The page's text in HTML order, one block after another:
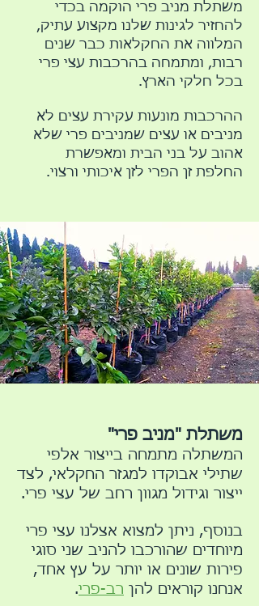
משתלת מניב פרי הוקמה בכדי
להחזיר לגינות שלנו מקצוע עתיק,
המלווה את החקלאות כבר שנים
רבות, ומתמחה בהרכבות עצי פרי
בכל חלקי הארץ.
ההרכבות מונעות עקירת עצים לא
מניבים או עצים שמניבים פרי שלא
אהוב על בני הבית ומאפשרת
החלפת זן הפרי לזן איכותי ורצוי.
משתלת "מניב פרי"
המשתלה מתמחה בייצור אלפי
שתילי אבוקדו למגזר החקלאי, לצד
ייצור וגידול מגוון רחב של עצי פרי.
​בנוסף, ניתן למצוא אצלנו עצי פרי
מיוחדים שהורכבו להניב שני סוגי
פירות שונים או יותר על עץ אחד,
אנחנו קוראים להן רב-פרי.